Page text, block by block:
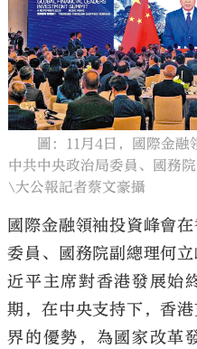
大公
圖：11月4日，國際金融
中共中央政治局委員、國務
\大公報記者蔡文豪攝
國際金融領袖投資峰會
委員、國務院副總理何
近平主席對香港發展始
期，在中央支持下，香
界的優勢，為國家改革